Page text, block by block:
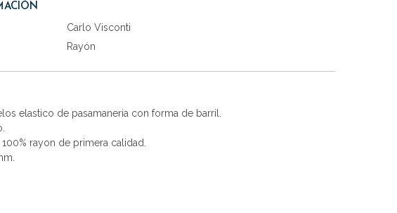
Carlo Visconti
Rayón
elastico de pasamaneria con forma de barril.
rayon de primera calidad.